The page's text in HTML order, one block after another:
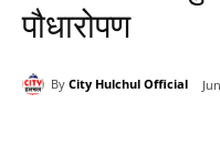
पौधारोपण
By City Hulchul Official